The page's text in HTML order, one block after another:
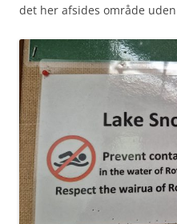
det her afsides område